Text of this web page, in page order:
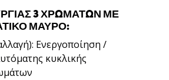
3 ΧΡΩΜΆΤΩΝ ΜΕ
ΜΑΎΡΟ:
Ενεργοποίηση /
κυκλικής